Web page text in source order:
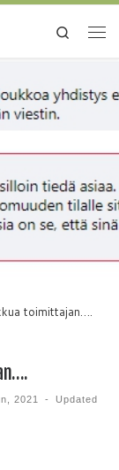
Search
toimittajan….
2021 -
Updated